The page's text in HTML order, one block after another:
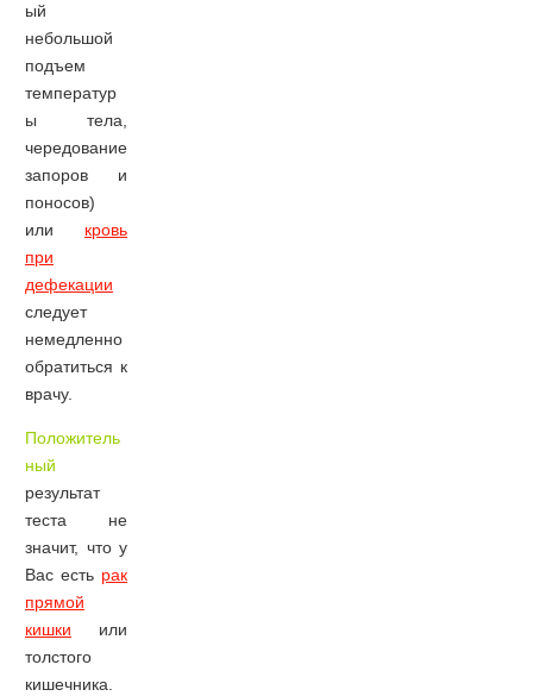
ый
небольшой
подъем
температур
ы тела,
чередование
запоров и
поносов)
или кровь
при
дефекации
следует
немедленно
обратиться к
врачу.
Положитель
ный
результат
теста не
значит, что у
Вас есть рак
прямой
кишки или
толстого
кишечника.